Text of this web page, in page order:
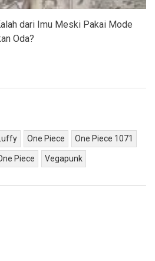
dari Imu Meski Pakai Mode
Oda?
One Piece One Piece 1071
Piece Vegapunk